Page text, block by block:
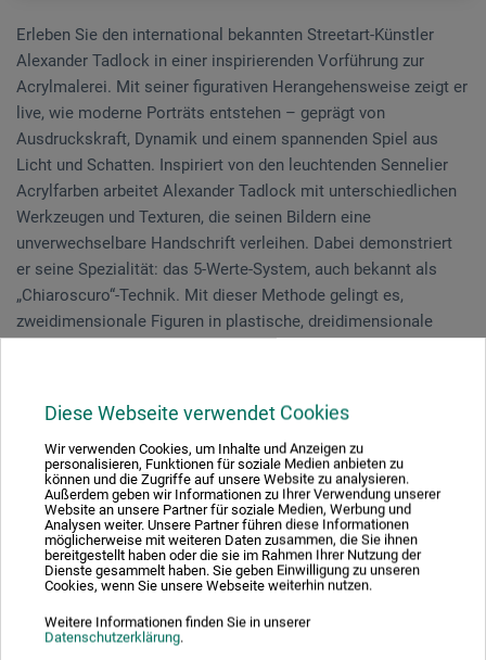
Diese Webseite verwendet Cookies
Wir verwenden Cookies, um Inhalte und Anzeigen zu
personalisieren, Funktionen für soziale Medien anbieten zu
können und die Zugriffe auf unsere Website zu analysieren.
Außerdem geben wir Informationen zu Ihrer Verwendung unserer
Website an unsere Partner für soziale Medien, Werbung und
Analysen weiter. Unsere Partner führen diese Informationen
möglicherweise mit weiteren Daten zusammen, die Sie ihnen
bereitgestellt haben oder die sie im Rahmen Ihrer Nutzung der
Dienste gesammelt haben. Sie geben Einwilligung zu unseren
Cookies, wenn Sie unsere Webseite weiterhin nutzen.
Weitere Informationen finden Sie in unserer
Datenschutzerklärung.
Erleben Sie den international bekannten Streetart-Künstler
Alexander Tadlock in einer inspirierenden Vorführung zur
Acrylmalerei. Mit seiner figurativen Herangehensweise zeigt er
live, wie moderne Porträts entstehen – geprägt von
Ausdruckskraft, Dynamik und einem spannenden Spiel aus
Licht und Schatten. Inspiriert von den leuchtenden Sennelier
Acrylfarben arbeitet Alexander Tadlock mit unterschiedlichen
Werkzeugen und Texturen, die seinen Bildern eine
unverwechselbare Handschrift verleihen. Dabei demonstriert
er seine Spezialität: das 5-Werte-System, auch bekannt als
„Chiaroscuro“-Technik. Mit dieser Methode gelingt es,
zweidimensionale Figuren in plastische, dreidimensionale
Die kostenlose Vorführung bietet wertvolle Einblicke in
Technik, Material und künstlerisches Denken – und lädt Sie
dazu ein, die Möglichkeiten der Acrylmalerei neu zu entdecken.
Es findet eine Pause von 15:00 bis 15:30 Uhr statt.
Veranstaltungsdatum
30. Jul. 2026